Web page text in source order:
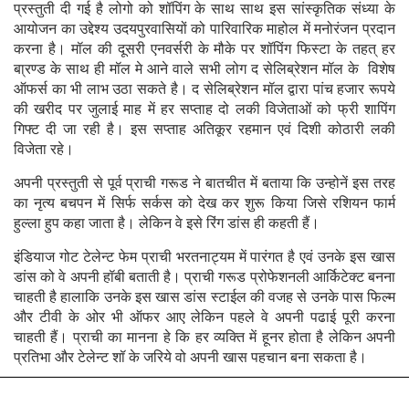
प्रस्तुती दी गई है लोगो को शॉपिंग के साथ साथ इस सांस्कृतिक संध्या के
आयोजन का उद्देश्य उदयपुरवासियों को पारिवारिक माहोल में मनोरंजन प्रदान
करना है। मॉल की दूसरी एनवर्सरी के मौके पर शॉपिंग फिस्टा के तहत् हर
बा्रण्ड के साथ ही मॉल मे आने वाले सभी लोग द सेलिब्रेशन मॉल के विशेष
ऑफर्स का भी लाभ उठा सकते है। द सेलिब्रेशन मॉल द्वारा पांच हजार रूपये
की खरीद पर जुलाई माह में हर सप्ताह दो लकी विजेताओं को फ्री शापिंग
गिफ्ट दी जा रही है। इस सप्ताह अतिकूर रहमान एवं दिशी कोठारी लकी
विजेता रहे।
अपनी प्रस्तुती से पूर्व प्राची गरूड ने बातचीत में बताया कि उन्होनें इस तरह
का नृत्य बचपन में सिर्फ सर्कस को देख कर शुरू किया जिसे रशियन फार्म
हुल्ला हुप कहा जाता है। लेकिन वे इसे रिंग डांस ही कहती हैं।
इंडियाज गोट टेलेन्ट फेम प्राची भरतनाट्यम में पारंगत है एवं उनके इस खास
डांस को वे अपनी हॉबी बताती है। प्राची गरूड प्रोफेशनली आर्किटेक्ट बनना
चाहती है हालाकि उनके इस खास डांस स्टाईल की वजह से उनके पास फिल्म
और टीवी के ओर भी ऑफर आए लेकिन पहले वे अपनी पढाई पूरी करना
चाहती हैं। प्राची का मानना हे कि हर व्यक्ति में हूनर होता है लेकिन अपनी
प्रतिभा और टेलेन्ट शॉ के जरिये वो अपनी खास पहचान बना सकता है।